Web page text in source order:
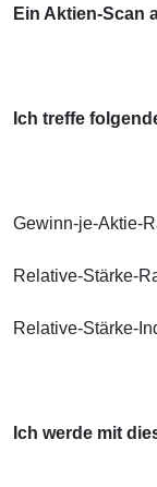
Ein Aktien-Scan
Ich treffe
Gewinn-je-Aktie-
Relative-Stärke-
Relative-Stärke-
Ich werde mit